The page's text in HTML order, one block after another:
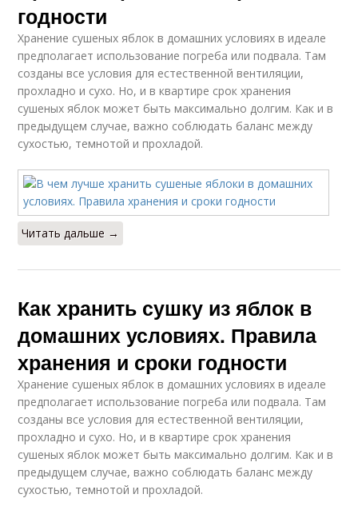
годности
Хранение сушеных яблок в домашних условиях в идеале
предполагает использование погреба или подвала. Там
созданы все условия для естественной вентиляции,
прохладно и сухо. Но, и в квартире срок хранения
сушеных яблок может быть максимально долгим. Как и в
предыдущем случае, важно соблюдать баланс между
сухостью, темнотой и прохладой.
Читать дальше →
Как хранить сушку из яблок в
домашних условиях. Правила
хранения и сроки годности
Хранение сушеных яблок в домашних условиях в идеале
предполагает использование погреба или подвала. Там
созданы все условия для естественной вентиляции,
прохладно и сухо. Но, и в квартире срок хранения
сушеных яблок может быть максимально долгим. Как и в
предыдущем случае, важно соблюдать баланс между
сухостью, темнотой и прохладой.